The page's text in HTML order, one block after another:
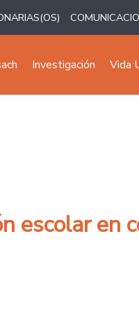
Investigación Vida
escolar en